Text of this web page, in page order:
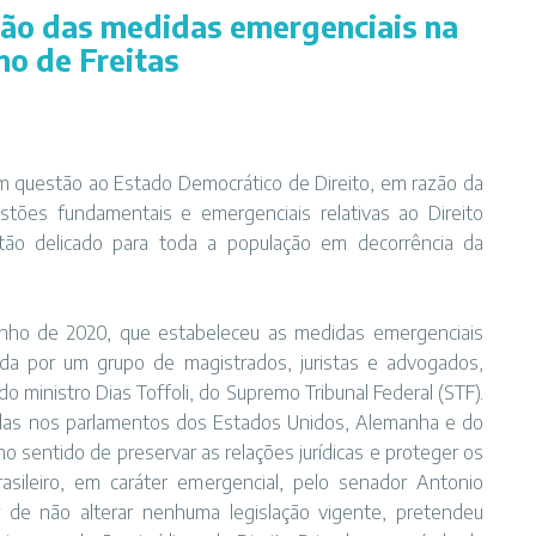
das medidas emergenciais na
de Freitas
ao Estado Democrático de Direito, em razão da
fundamentais e emergenciais relativas ao Direito
delicado para toda a população em decorrência da
de 2020, que estabeleceu as medidas emergenciais
por um grupo de magistrados, juristas e advogados,
ministro Dias Toffoli, do Supremo Tribunal Federal (STF).
nos parlamentos dos Estados Unidos, Alemanha e do
sentido de preservar as relações jurídicas e proteger os
em caráter emergencial, pelo senador Antonio
não alterar nenhuma legislação vigente, pretendeu